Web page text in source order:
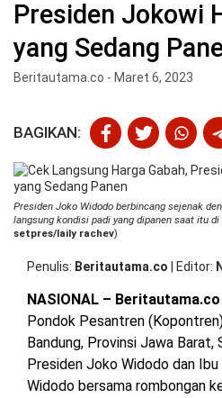
BERANDA
PERISTIWA
PEMERINTAHAN
OPINI
PENDIDIKAN
HUKUM
PENDIDIKAN
HIBURAN
BERITABARU.CO
KABARBARU.CO
SERIKATNEWS.COM
PEWARTANUSANTARA.COM
LANGGAR.CO
JOBNAS.COM
SURAU.CO
REDAKSI
TENTANG
KAMI
KERJASAMA
PEDOMAN
MEDIA
CYBER
Presiden Jokowi
yang Sedang
Beritautama.co - Maret 6, 2023
BAGIKAN:
Presiden Joko Widodo berbincang sejenak
langsung kondisi padi yang dipanen saat itu
setpres/laily rachev)
Penulis Beritautama.co Editor
NASIONAL –
Pondok Pesantren
Bandung, Provinsi Jawa
Presiden Joko Widodo dan
Widodo bersama rombongan